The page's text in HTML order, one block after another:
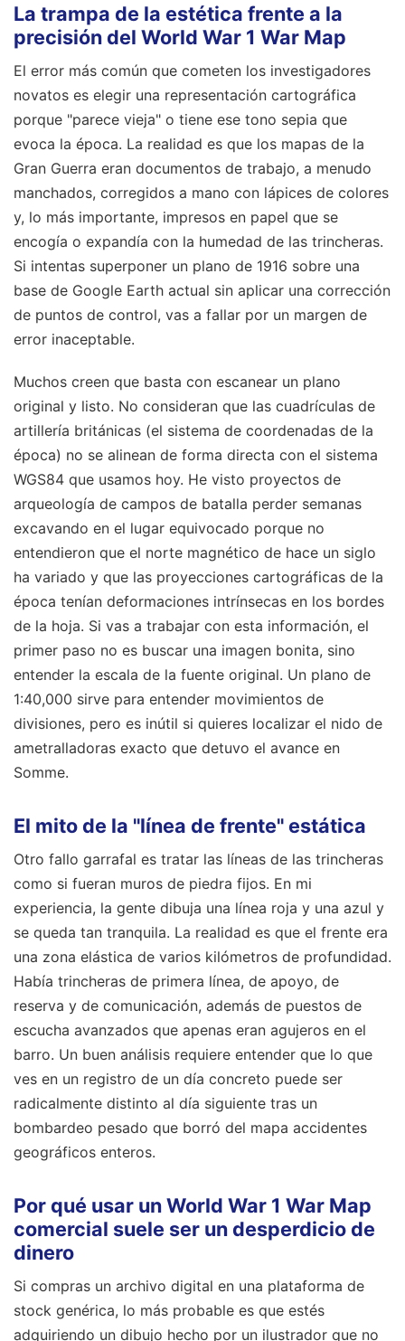
La trampa de la estética frente a la
precisión del World War 1 War Map
El error más común que cometen los investigadores
novatos es elegir una representación cartográfica
porque "parece vieja" o tiene ese tono sepia que
evoca la época. La realidad es que los mapas de la
Gran Guerra eran documentos de trabajo, a menudo
manchados, corregidos a mano con lápices de colores
y, lo más importante, impresos en papel que se
encogía o expandía con la humedad de las trincheras.
Si intentas superponer un plano de 1916 sobre una
base de Google Earth actual sin aplicar una corrección
de puntos de control, vas a fallar por un margen de
error inaceptable.
Muchos creen que basta con escanear un plano
original y listo. No consideran que las cuadrículas de
artillería británicas (el sistema de coordenadas de la
época) no se alinean de forma directa con el sistema
WGS84 que usamos hoy. He visto proyectos de
arqueología de campos de batalla perder semanas
excavando en el lugar equivocado porque no
entendieron que el norte magnético de hace un siglo
ha variado y que las proyecciones cartográficas de la
época tenían deformaciones intrínsecas en los bordes
de la hoja. Si vas a trabajar con esta información, el
primer paso no es buscar una imagen bonita, sino
entender la escala de la fuente original. Un plano de
1:40,000 sirve para entender movimientos de
divisiones, pero es inútil si quieres localizar el nido de
ametralladoras exacto que detuvo el avance en
Somme.
El mito de la "línea de frente" estática
Otro fallo garrafal es tratar las líneas de las trincheras
como si fueran muros de piedra fijos. En mi
experiencia, la gente dibuja una línea roja y una azul y
se queda tan tranquila. La realidad es que el frente era
una zona elástica de varios kilómetros de profundidad.
Había trincheras de primera línea, de apoyo, de
reserva y de comunicación, además de puestos de
escucha avanzados que apenas eran agujeros en el
barro. Un buen análisis requiere entender que lo que
ves en un registro de un día concreto puede ser
radicalmente distinto al día siguiente tras un
bombardeo pesado que borró del mapa accidentes
geográficos enteros.
Por qué usar un World War 1 War Map
comercial suele ser un desperdicio de
dinero
Si compras un archivo digital en una plataforma de
stock genérica, lo más probable es que estés
adquiriendo un dibujo hecho por un ilustrador que no